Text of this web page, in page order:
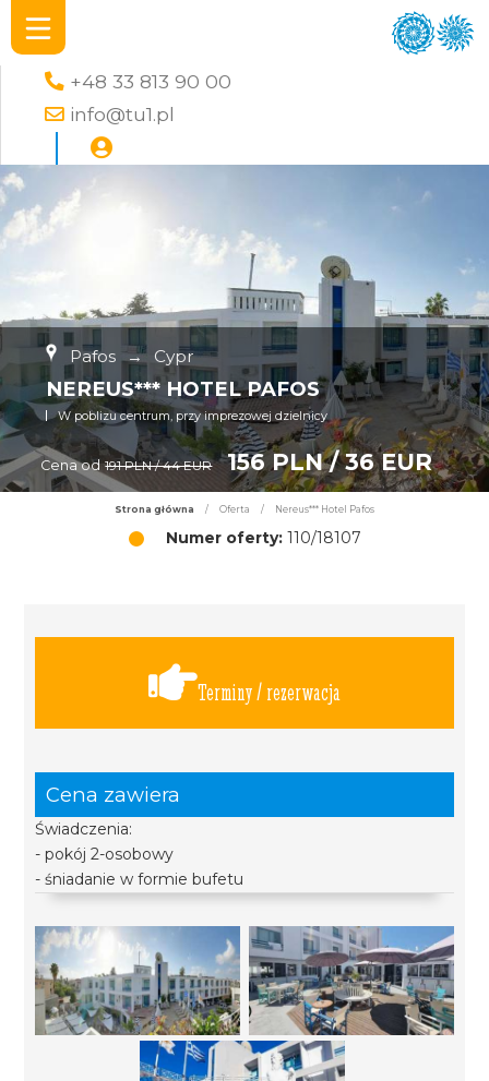
+48 33 813 90 00
info@tu1.pl
Pafos → Cypr
NEREUS*** HOTEL PAFOS
W poblizu centrum, przy imprezowej dzielnicy
Cena od 191 PLN / 44 EUR 156 PLN / 36 EUR
Strona główna / Oferta / Nereus*** Hotel Pafos
Numer oferty:110/18107
Terminy / rezerwacja
Cena zawiera
Świadczenia:
- pokój 2-osobowy
- śniadanie w formie bufetu